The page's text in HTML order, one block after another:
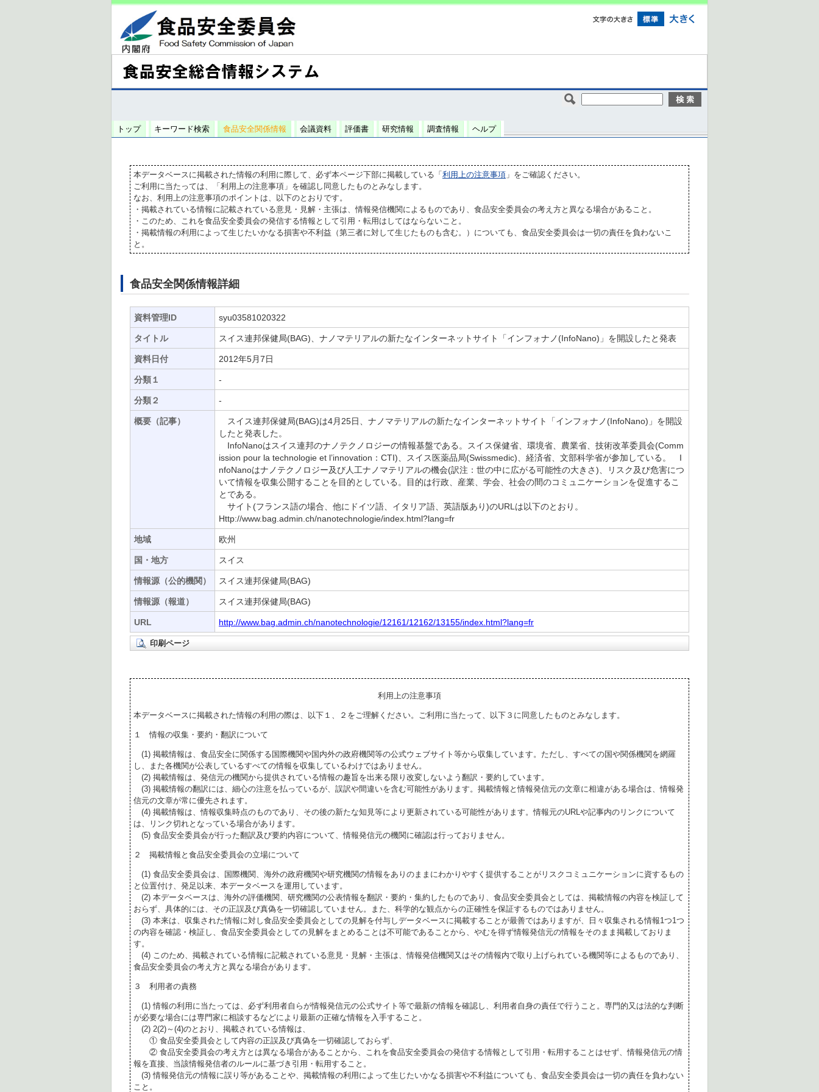
トップ キーワード検索 食品安全関係情報 会議資料 評価書 研究情報 調査情報 ヘルプ
本データベースに掲載された情報の利用に際して、必ず本ページ下部に掲載している「 利用上の注意事項 」をご確認ください。
ご利用に当たっては、「利用上の注意事項」を確認し同意したものとみなします。
なお、利用上の注意事項のポイントは、以下のとおりです。
・掲載されている情報に記載されている意見・見解・主張は、情報発信機関によるものであり、食品安全委員会の考え方と異なる場合があること。
・このため、これを食品安全委員会の発信する情報として引用・転用はしてはならないこと。
・掲載情報の利用によって生じたいかなる損害や不利益（第三者に対して生じたものも含む。）についても、食品安全委員会は一切の責任を負わないこ
と。
食品安全関係情報詳細
資料管理ID syu03581020322
タイトル スイス連邦保健局(BAG)、ナノマテリアルの新たなインターネットサイト「インフォナノ(InfoNano)」を開設したと発表
資料日付 2012年5月7日
分類１ -
分類２ -
概要（記事）
スイス連邦保健局(BAG)は4月25日、ナノマテリアルの新たなインターネットサイト「インフォナノ(InfoNano)」を開設
したと発表した。
InfoNanoはスイス連邦のナノテクノロジーの情報基盤である。スイス保健省、環境省、農業省、技術改革委員会(Comm
ission pour la technologie et l’innovation：CTI)、スイス医薬品局(Swissmedic)、経済省、文部科学省が参加している。 I
nfoNanoはナノテクノロジー及び人工ナノマテリアルの機会(訳注：世の中に広がる可能性の大きさ)、リスク及び危害につ
いて情報を収集公開することを目的としている。目的は行政、産業、学会、社会の間のコミュニケーションを促進するこ
とである。
サイト(フランス語の場合、他にドイツ語、イタリア語、英語版あり)のURLは以下のとおり。
Http://www.bag.admin.ch/nanotechnologie/index.html?lang=fr
地域 欧州
国・地方 スイス
情報源（公的機関） スイス連邦保健局(BAG)
情報源（報道） スイス連邦保健局(BAG)
URL http://www.bag.admin.ch/nanotechnologie/12161/12162/13155/index.html?lang=fr
印刷ページ
利用上の注意事項
本データベースに掲載された情報の利用の際は、以下１、２をご理解ください。ご利用に当たって、以下３に同意したものとみなします。
１ 情報の収集・要約・翻訳について
(1) 掲載情報は、食品安全に関係する国際機関や国内外の政府機関等の公式ウェブサイト等から収集しています。ただし、すべての国や関係機関を網羅
し、また各機関が公表しているすべての情報を収集しているわけではありません。
(2) 掲載情報は、発信元の機関から提供されている情報の趣旨を出来る限り改変しないよう翻訳・要約しています。
(3) 掲載情報の翻訳には、細心の注意を払っているが、誤訳や間違いを含む可能性があります。掲載情報と情報発信元の文章に相違がある場合は、情報発
信元の文章が常に優先されます。
(4) 掲載情報は、情報収集時点のものであり、その後の新たな知見等により更新されている可能性があります。情報元のURLや記事内のリンクについて
は、リンク切れとなっている場合があります。
(5) 食品安全委員会が行った翻訳及び要約内容について、情報発信元の機関に確認は行っておりません。
２ 掲載情報と食品安全委員会の立場について
(1) 食品安全委員会は、国際機関、海外の政府機関や研究機関の情報をありのままにわかりやすく提供することがリスクコミュニケーションに資するもの
と位置付け、発足以来、本データベースを運用しています。
(2) 本データベースは、海外の評価機関、研究機関の公表情報を翻訳・要約・集約したものであり、食品安全委員会としては、掲載情報の内容を検証して
おらず、具体的には、その正誤及び真偽を一切確認していません。また、科学的な観点からの正確性を保証するものではありません。
(3) 本来は、収集された情報に対し食品安全委員会としての見解を付与しデータベースに掲載することが最善ではありますが、日々収集される情報1つ1つ
の内容を確認・検証し、食品安全委員会としての見解をまとめることは不可能であることから、やむを得ず情報発信元の情報をそのまま掲載しておりま
す。
(4) このため、掲載されている情報に記載されている意見・見解・主張は、情報発信機関又はその情報内で取り上げられている機関等によるものであり、
食品安全委員会の考え方と異なる場合があります。
３ 利用者の責務
(1) 情報の利用に当たっては、必ず利用者自らが情報発信元の公式サイト等で最新の情報を確認し、利用者自身の責任で行うこと。専門的又は法的な判断
が必要な場合には専門家に相談するなどにより最新の正確な情報を入手すること。
(2) 2(2)～(4)のとおり、掲載されている情報は、
① 食品安全委員会として内容の正誤及び真偽を一切確認しておらず、
② 食品安全委員会の考え方とは異なる場合があることから、これを食品安全委員会の発信する情報として引用・転用することはせず、情報発信元の情
報を直接、当該情報発信者のルールに基づき引用・転用すること。
(3) 情報発信元の情報に誤り等があることや、掲載情報の利用によって生じたいかなる損害や不利益についても、食品安全委員会は一切の責任を負わない
こと。